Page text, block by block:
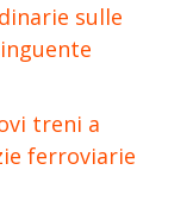
sulle
treni a
ferroviarie